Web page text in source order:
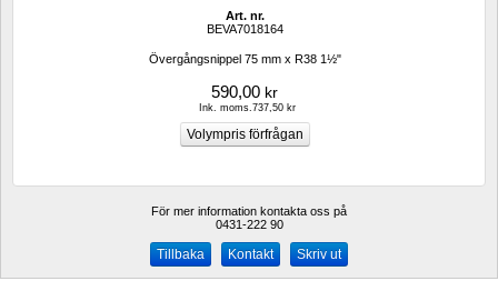
Art. nr.
BEVA7018164
Övergångsnippel 75 mm x R38 1½"
590,00 kr
Ink. moms.737,50 kr
För mer information kontakta oss på
0431-222 90
Kontakt Skriv ut